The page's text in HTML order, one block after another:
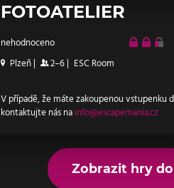
FOTOATELIER
nehodnoceno
Plzeň| 2–6| ESC Room
V případě, že máte zakoupenou vstupenku
kontaktujte nás nainfo@escapemania.cz
Zobrazit hry